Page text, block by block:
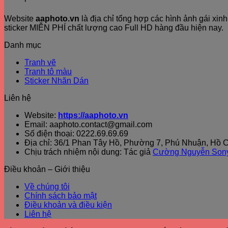
Website aaphoto.vn là địa chỉ tổng hợp các hình ảnh gái
sticker MIỄN PHÍ chất lượng cao Full HD hàng đầu hiện nay.
Danh mục
Tranh vẽ
Tranh tô màu
Sticker Nhãn Dán
Liên hệ
Website: https://aaphoto.vn
Email: aaphoto.contact@gmail.com
Số điện thoại: 0222.69.69.69
Địa chỉ: 36/1 Phan Tây Hồ, Phường 7, Phú Nhuận, Hồ
Chịu trách nhiệm nội dung: Tác giả Cường Nguyễn
Điều khoản – Giới thiệu
Về chúng tôi
Chính sách bảo mật
Điều khoản và điều kiện
Liên hệ